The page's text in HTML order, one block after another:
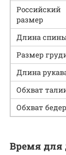
Российский
размер
Длина
Размер
Длина
Обхват
Обхват бедер
Время для